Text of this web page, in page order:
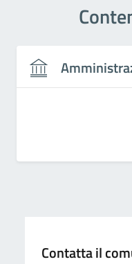
Contatta il